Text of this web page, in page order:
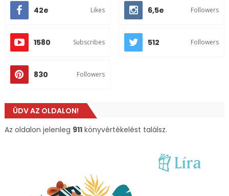
42e Likes 6,5e Followers
1580 Subscribes 512 Followers
830 Followers
ÜDV AZ OLDALON!
Az oldalon jelenleg 911könyvértékelést találsz.